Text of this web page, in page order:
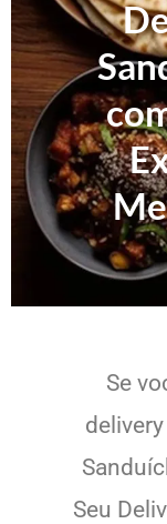
Se
Seu